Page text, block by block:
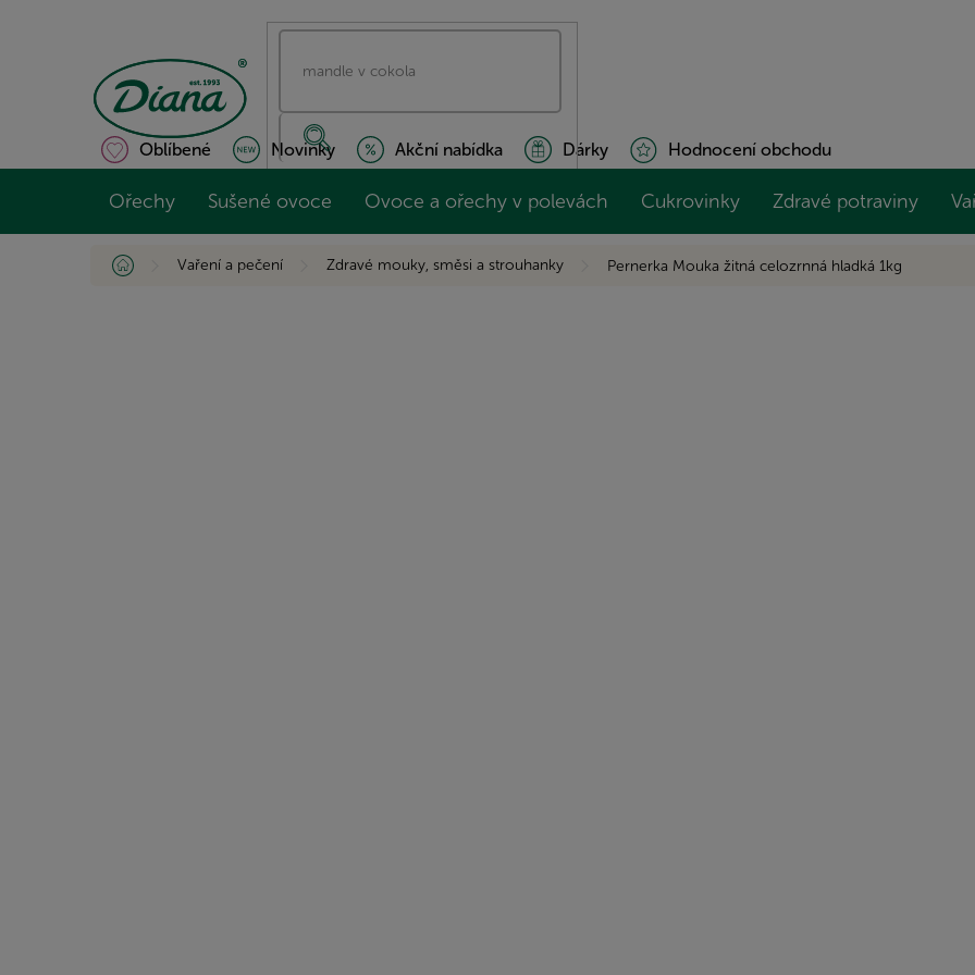
Oblíbené Novinky Akční nabídka Dárky Hodnocení obchodu
Ořechy Sušené ovoce Ovoce a ořechy v polevách Cukrovinky Zdravé potraviny
Domů Vaření a pečení Zdravé mouky, směsi a strouhanky Pernerka Mouka žitná celozrnná hladká 1kg